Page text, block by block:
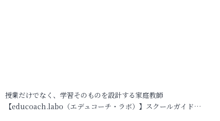
授業だけでなく、学習そのものを設計する家庭教師
【educoach.labo（エデュコーチ・ラボ）】スクールガイド…